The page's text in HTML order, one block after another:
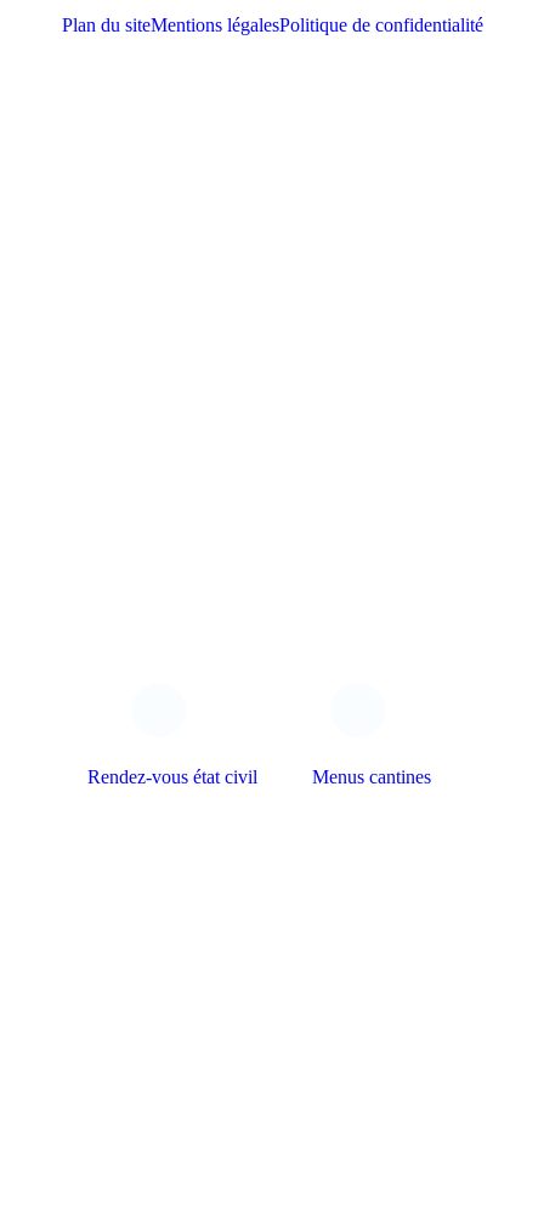
Plan du siteMentions légalesPolitique de confidentialité
Rendez-vous état civil Menus cantines